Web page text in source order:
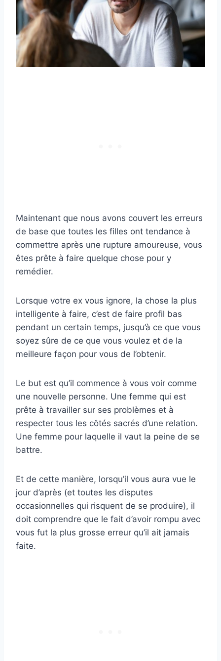
Maintenant que nous avons couvert les erreurs
de base que toutes les filles ont tendance à
commettre après une rupture amoureuse, vous
êtes prête à faire quelque chose pour y
remédier.
Lorsque votre ex vous ignore, la chose la plus
intelligente à faire, c’est de faire profil bas
pendant un certain temps, jusqu’à ce que vous
soyez sûre de ce que vous voulez et de la
meilleure façon pour vous de l’obtenir.
Le but est qu’il commence à vous voir comme
une nouvelle personne. Une femme qui est
prête à travailler sur ses problèmes et à
respecter tous les côtés sacrés d’une relation.
Une femme pour laquelle il vaut la peine de se
battre.
Et de cette manière, lorsqu’il vous aura vue le
jour d’après (et toutes les disputes
occasionnelles qui risquent de se produire), il
doit comprendre que le fait d’avoir rompu avec
vous fut la plus grosse erreur qu’il ait jamais
faite.